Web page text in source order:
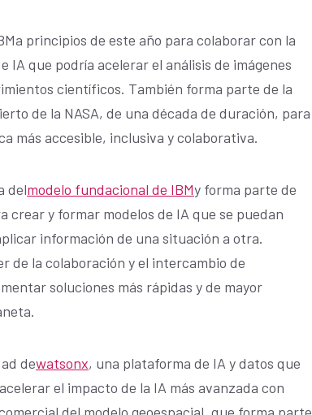
principios de este año para colaborar con la
IA que podría acelerar el análisis de imágenes
científicos. También forma parte de la
de la NASA, de una década de duración, para
más accesible, inclusiva y colaborativa.
delmodelo fundacional de IBMy forma parte de
crear y formar modelos de IA que se puedan
información de una situación a otra.
de la colaboración y el intercambio de
soluciones más rápidas y de mayor
dewatsonx, una plataforma de IA y datos que
el impacto de la IA más avanzada con